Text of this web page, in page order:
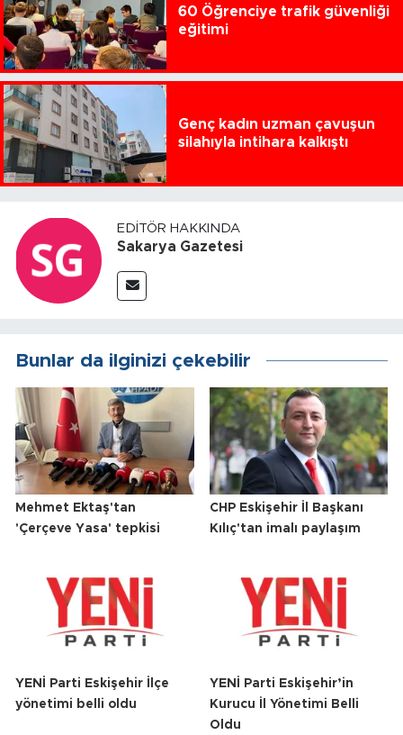
60 Öğrenciye trafik güvenliği
eğitimi
Genç kadın uzman çavuşun
silahıyla intihara kalkıştı
EDITÖR HAKKINDA
Sakarya Gazetesi
Bunlar da ilginizi çekebilir
Mehmet Ektaş'tan
'Çerçeve Yasa' tepkisi
CHP Eskişehir İl Başkanı
Kılıç'tan imalı paylaşım
YENİ Parti Eskişehir İlçe
yönetimi belli oldu
YENİ Parti Eskişehir’in
Kurucu İl Yönetimi Belli
Oldu